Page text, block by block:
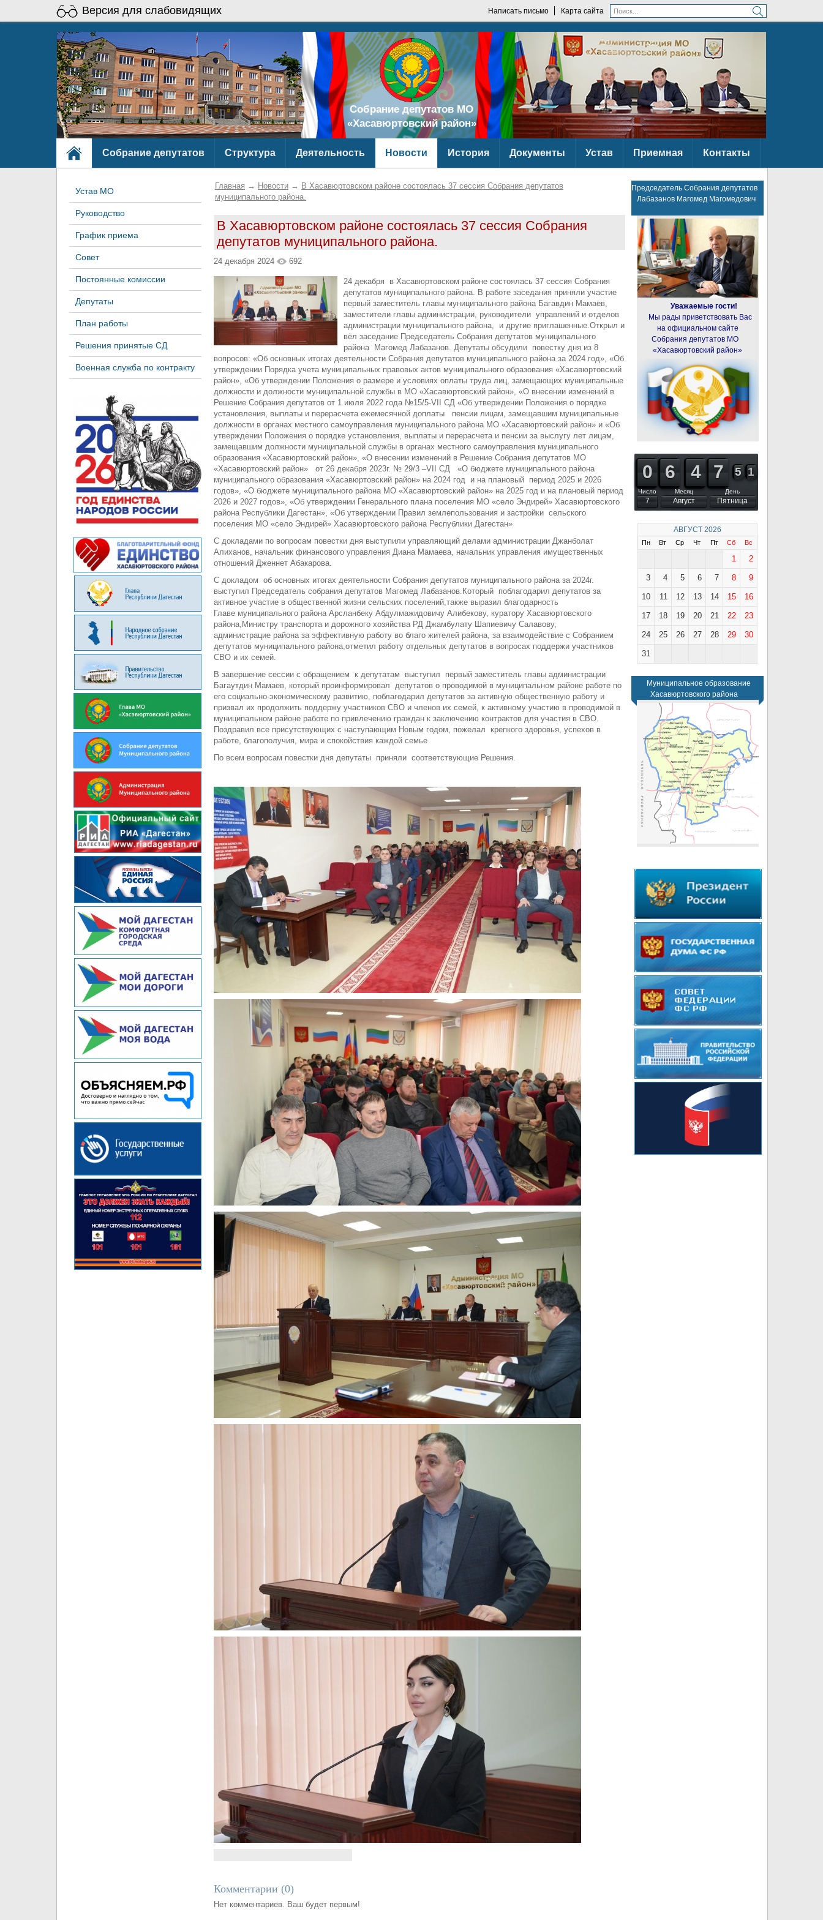
Версия для слабовидящих Написать письмо Карта сайта
Собрание депутатов МО
«Хасавюртовский район»
Собрание депутатов Структура Деятельность Новости История Документы Устав Приемная Контакты
Устав МО
Руководство
График приема
Совет
Постоянные комиссии
Депутаты
План работы
Решения принятые СД
Военная служба по контракту
Главная → Новости → В Хасавюртовском районе состоялась 37 сессия Собрания депутатов
муниципального района.
В Хасавюртовском районе состоялась 37 сессия Собрания
депутатов муниципального района.
24 декабря 2024 692
24 декабря в Хасавюртовском районе состоялась 37 сессия Собрания
депутатов муниципального района. В работе заседания приняли участие
первый заместитель главы муниципального района Багавдин Мамаев,
заместители главы администрации, руководители управлений и отделов
администрации муниципального района, и другие приглашенные.Открыл и
вёл заседание Председатель Собрания депутатов муниципального
района Магомед Лабазанов. Депутаты обсудили повестку дня из 8
вопросов: «Об основных итогах деятельности Собрания депутатов муниципального района за 2024 год», «Об
утверждении Порядка учета муниципальных правовых актов муниципального образования «Хасавюртовский
район», «Об утверждении Положения о размере и условиях оплаты труда лиц, замещающих муниципальные
должности и должности муниципальной службы в МО «Хасавюртовский район», «О внесении изменений в
Решение Собрания депутатов от 1 июля 2022 года №15/5-VII СД «Об утверждении Положения о порядке
установления, выплаты и перерасчета ежемесячной доплаты пенсии лицам, замещавшим муниципальные
должности в органах местного самоуправления муниципального района МО «Хасавюртовский район» и «Об
утверждении Положения о порядке установления, выплаты и перерасчета и пенсии за выслугу лет лицам,
замещавшим должности муниципальной службы в органах местного самоуправления муниципального
образования «Хасавюртовский район», «О внесении изменений в Решение Собрания депутатов МО
«Хасавюртовский район» от 26 декабря 2023г. № 29/3 –VII СД «О бюджете муниципального района
муниципального образования «Хасавюртовский район» на 2024 год и на плановый период 2025 и 2026
годов», «О бюджете муниципального района МО «Хасавюртовский район» на 2025 год и на плановый период
2026 и 2027 годов», «Об утверждении Генерального плана поселения МО «село Эндирей» Хасавюртовского
района Республики Дагестан», «Об утверждении Правил землепользования и застройки сельского
поселения МО «село Эндирей» Хасавюртовского района Республики Дагестан»
С докладами по вопросам повестки дня выступили управляющий делами администрации Джанболат
Алиханов, начальник финансового управления Диана Мамаева, начальник управления имущественных
отношений Дженнет Абакарова.
С докладом об основных итогах деятельности Собрания депутатов муниципального района за 2024г.
выступил Председатель собрания депутатов Магомед Лабазанов.Который поблагодарил депутатов за
активное участие в общественной жизни сельских поселений,также выразил благодарность
Главе муниципального района Арсланбеку Абдулмажидовичу Алибекову, куратору Хасавюртовского
района,Министру транспорта и дорожного хозяйства РД Джамбулату Шапиевичу Салавову,
администрацие района за эффективную работу во благо жителей района, за взаимодействие с Собранием
депутатов муниципального района,отметил работу отдельных депутатов в вопросах поддержи участников
СВО и их семей.
В завершение сессии с обращением к депутатам выступил первый заместитель главы администрации
Багаутдин Мамаев, который проинформировал депутатов о проводимой в муниципальном районе работе по
его социально-экономическому развитию, поблагодарил депутатов за активную общественную работу и
призвал их продолжить поддержу участников СВО и членов их семей, к активному участию в проводимой в
муниципальном районе работе по привлечению граждан к заключению контрактов для участия в СВО.
Поздравил все присутствующих с наступающим Новым годом, пожелал крепкого здоровья, успехов в
работе, благополучия, мира и спокойствия каждой семье
По всем вопросам повестки дня депутаты приняли соответствующие Решения.
Комментарии (0)
Нет комментариев. Ваш будет первым!
Председатель Собрания депутатов
Лабазанов Магомед Магомедович
Уважаемые гости!
Мы рады приветствовать Вас
на официальном сайте
Собрания депутатов МО
«Хасавюртовский район»
9
9
0
0 5
5
6
6 3
3
4
4 6
6
7
7 4
5
5 2
3
Число
7
Месяц
Август
День
Пятница
АВГУСТ 2026
Пн Вт Ср Чт Пт Сб Вс
1 2
3 4 5 6 7 8 9
10 11 12 13 14 15 16
17 18 19 20 21 22 23
24 25 26 27 28 29 30
31
Муниципальное образование
Хасавюртовского района